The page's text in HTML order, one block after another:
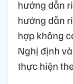
hướng dẫn
hướng dẫn
hợp không
Nghị định
thực hiện